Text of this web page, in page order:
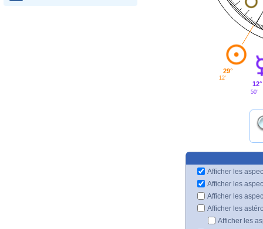
29°
12'
12°
50'
Afficher les
Afficher les
Afficher les
Afficher les
Afficher les